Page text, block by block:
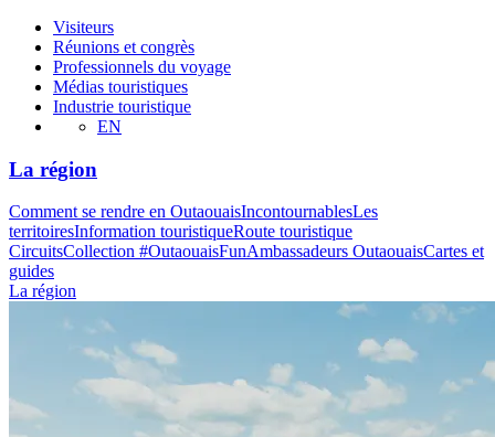
Visiteurs
Réunions et congrès
Professionnels du voyage
Médias touristiques
Industrie touristique
EN
La région
Comment se rendre en OutaouaisIncontournablesLes
territoiresInformation touristiqueRoute touristique
CircuitsCollection #OutaouaisFunAmbassadeurs OutaouaisCartes et
guides
La région